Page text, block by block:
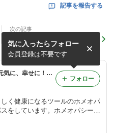
記事を報告する
次の記事
花咲く5月はいろいろ
と……！
～自己治癒力で、もっと元気に、幸せに！～ 札幌のホメオパス ふじやまみちこのMagical Healthy blog
く健康になるツールのホメオパ
をしています。ホメオパシーを
！
気に入ったらフォロー
会員登録は不要です
フォロー